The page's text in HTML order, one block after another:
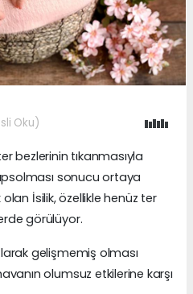
Oku)
bezlerinin tıkanmasıyla
sonucu ortaya
olan İsilik, özellikle henüz ter
görülüyor.
gelişmemiş olması
olumsuz etkilerine karşı